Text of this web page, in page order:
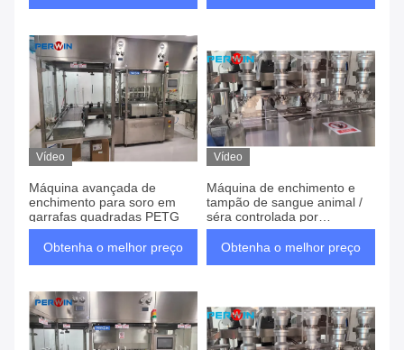
Vídeo
Máquina avançada de
enchimento para soro em
garrafas quadradas PETG
Obtenha o melhor preço
Vídeo
Máquina de enchimento e
tampão de sangue animal /
séra controlada por
servomotor
Obtenha o melhor preço